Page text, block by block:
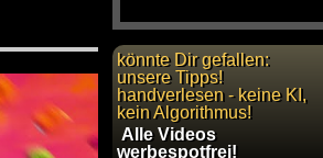
könnte Dir gefallen:
unsere Tipps!
handverlesen - keine KI,
kein Algorithmus!
Alle Videos
werbespotfrei!